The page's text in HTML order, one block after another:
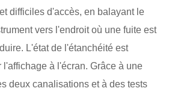
difficiles d'accès, en balayant le
vers l'endroit où une fuite est
L'état de l'étanchéité est
à l'écran. Grâce à une
deux canalisations et à des tests